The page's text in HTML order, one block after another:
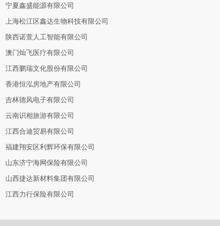
宁夏鑫盛能源有限公司
上海松江区鑫达生物科技有限公司
陕西诺萱人工智能有限公司
澳门灿飞医疗有限公司
江西鹏瑞文化股份有限公司
香港恒泓房地产有限公司
吉林德风电子有限公司
云南识相旅游有限公司
江西合迪贸易有限公司
福建翔安区利辉环保有限公司
山东济宁海网保险有限公司
山西捷达新材料集团有限公司
江西力行保险有限公司